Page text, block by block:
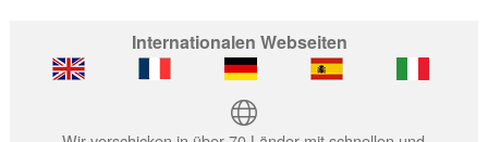
Internationalen Webseiten